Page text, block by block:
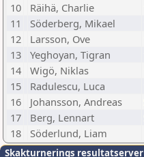
10
Räihä, Charlie
11
Söderberg, Mikael
12
Larsson, Ove
13
Yeghoyan, Tigran
14
Wigö, Niklas
15
Radulescu, Luca
16
Johansson, Andreas
17
Berg, Lennart
18
Söderlund, Liam
Skakturnerings resultatserver